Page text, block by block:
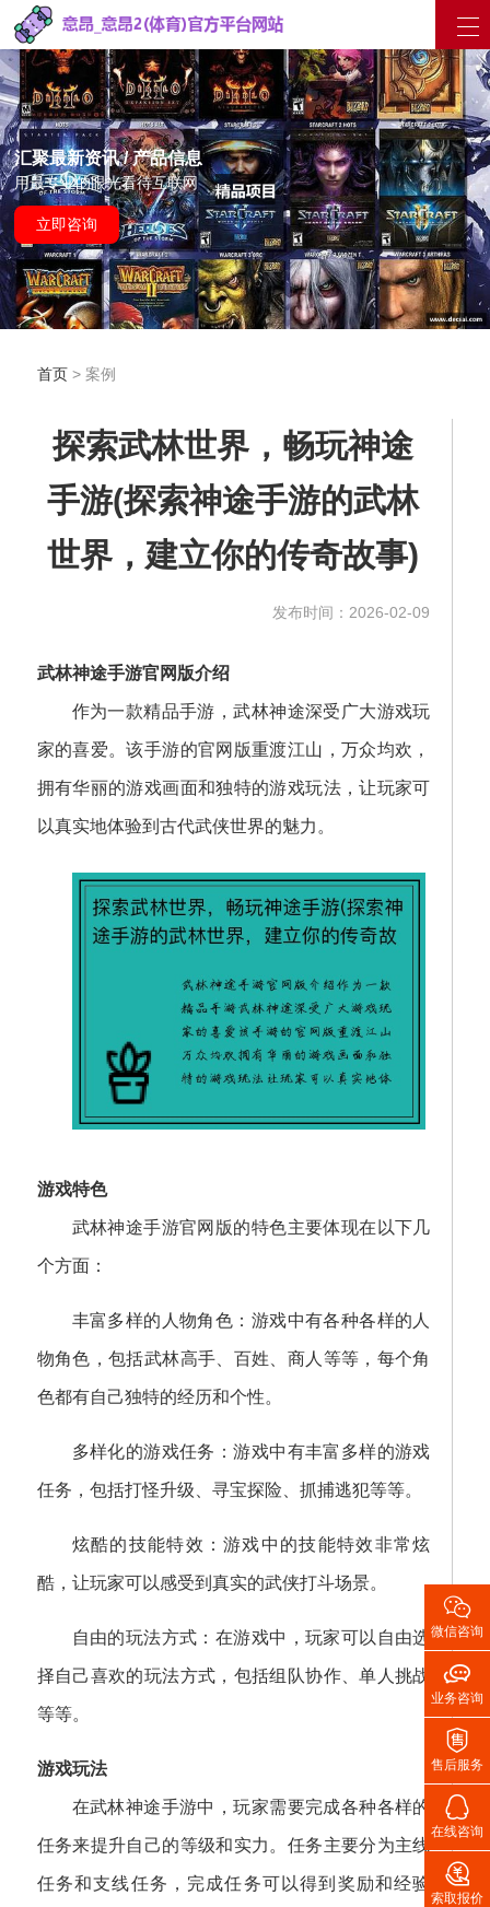
汇聚最新资讯 / 产品信息
用最专业的眼光看待互联网
立即咨询
首页> 案例
探索武林世界，畅玩神途
手游(探索神途手游的武林
世界，建立你的传奇故事)
发布时间：2026-02-09
武林神途手游官网版介绍
作为一款精品手游，武林神途深受广大游戏玩
家的喜爱。该手游的官网版重渡江山，万众均欢，
拥有华丽的游戏画面和独特的游戏玩法，让玩家可
以真实地体验到古代武侠世界的魅力。
游戏特色
武林神途手游官网版的特色主要体现在以下几
个方面：
丰富多样的人物角色：游戏中有各种各样的人
物角色，包括武林高手、百姓、商人等等，每个角
色都有自己独特的经历和个性。
多样化的游戏任务：游戏中有丰富多样的游戏
任务，包括打怪升级、寻宝探险、抓捕逃犯等等。
炫酷的技能特效：游戏中的技能特效非常炫
酷，让玩家可以感受到真实的武侠打斗场景。
自由的玩法方式：在游戏中，玩家可以自由选
择自己喜欢的玩法方式，包括组队协作、单人挑战
等等。
游戏玩法
在武林神途手游中，玩家需要完成各种各样的
任务来提升自己的等级和实力。任务主要分为主线
任务和支线任务，完成任务可以得到奖励和经验

微信咨询

业务咨询

售后服务

在线咨询

索取报价